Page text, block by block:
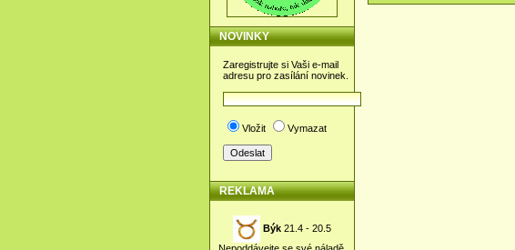
NOVINKY
Zaregistrujte si Vaši e-mail
adresu pro zasílání novinek.
Vložit Vymazat
REKLAMA
Býk 21.4 - 20.5